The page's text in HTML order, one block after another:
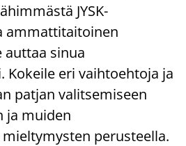
JYSK-
ammattitaitoinen
sinua
Kokeile eri vaihtoehtoja ja
patjan valitsemiseen
ja muiden
perusteella.